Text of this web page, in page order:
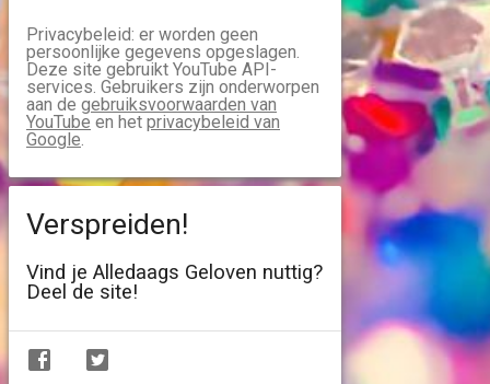
Privacybeleid: er worden geen
persoonlijke gegevens opgeslagen.
Deze site gebruikt YouTube API-
services. Gebruikers zijn onderworpen
aan de gebruiksvoorwaarden van
YouTube en het privacybeleid van
Google.
Verspreiden!
Vind je Alledaags Geloven nuttig?
Deel de site!